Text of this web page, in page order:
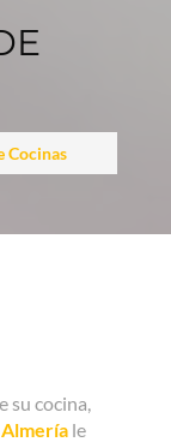
Cocinas
su cocina,
le